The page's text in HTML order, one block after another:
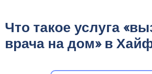
Что такое услуга
врача на дом» в